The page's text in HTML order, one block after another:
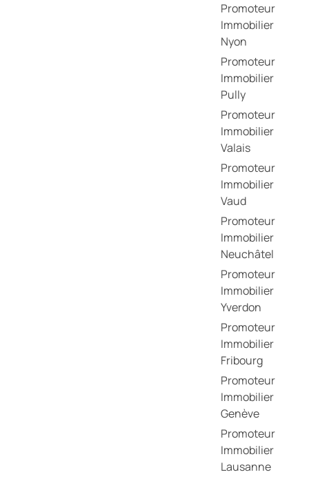
Promoteur
Immobilier
Nyon
Promoteur
Immobilier
Pully
Promoteur
Immobilier
Valais
Promoteur
Immobilier
Vaud
Promoteur
Immobilier
Neuchâtel
Promoteur
Immobilier
Yverdon
Promoteur
Immobilier
Fribourg
Promoteur
Immobilier
Genève
Promoteur
Immobilier
Lausanne